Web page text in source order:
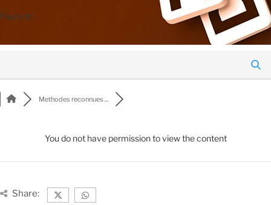
Faurum
Methodes reconnues ...
You do not have permission to view the content
Share: